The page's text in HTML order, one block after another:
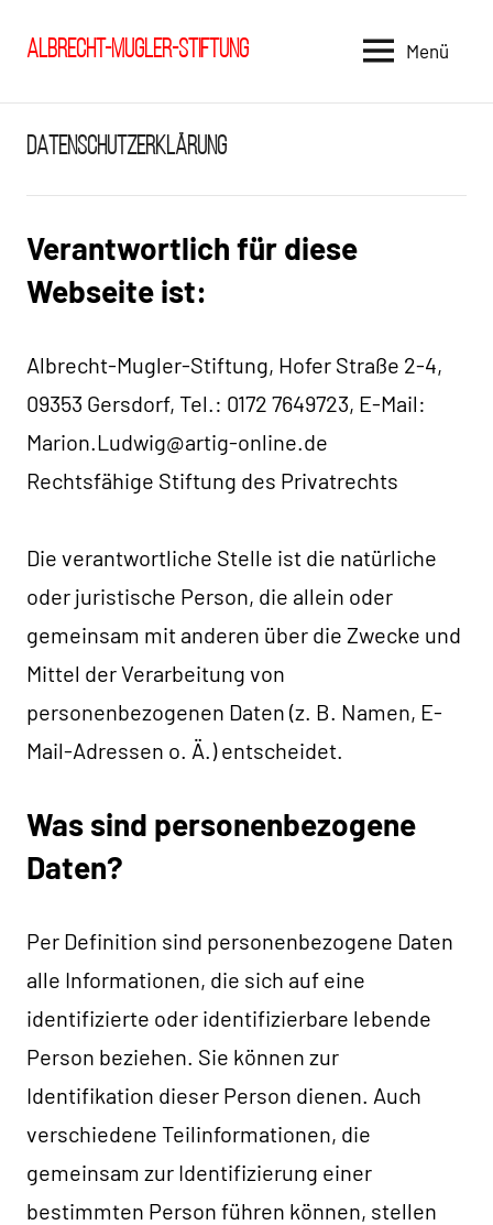
InhaltAlbrecht-Mugler-Stiftung Menü
DATENSCHUTZERKLÄRUNG
Verantwortlich für diese
Webseite ist:
Albrecht-Mugler-Stiftung, Hofer Straße 2-4,
09353 Gersdorf, Tel.: 0172 7649723, E-Mail:
Marion.Ludwig@artig-online.de
Rechtsfähige Stiftung des Privatrechts
Die verantwortliche Stelle ist die natürliche
oder juristische Person, die allein oder
gemeinsam mit anderen über die Zwecke und
Mittel der Verarbeitung von
personenbezogenen Daten (z. B. Namen, E-
Mail-Adressen o. Ä.) entscheidet.
Was sind personenbezogene
Daten?
Per Definition sind personenbezogene Daten
alle Informationen, die sich auf eine
identifizierte oder identifizierbare lebende
Person beziehen. Sie können zur
Identifikation dieser Person dienen. Auch
verschiedene Teilinformationen, die
gemeinsam zur Identifizierung einer
bestimmten Person führen können, stellen